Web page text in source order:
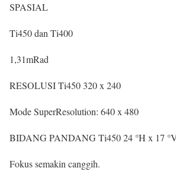
SPASIAL
Ti450 dan Ti400
1,31mRad
RESOLUSITi450 320 x 240
Mode SuperResolution: 640 x 480
BIDANG PANDANGTi45024 °H x 17
Fokus semakin canggih.